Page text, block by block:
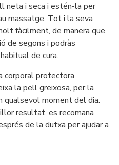
neta i seca i estén-la per
massatge. Tot i la seva
fàcilment, de manera que
de segons i podràs
de cura.
corporal protectora
la pell greixosa, per la
moment del dia.
resultat, es recomana
de la dutxa per ajudar a